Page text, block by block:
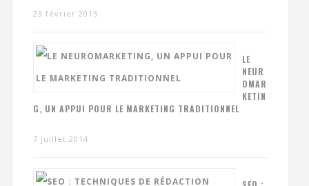
23 février 2015
LE
NEUR
OMAR
KETIN
G, UN APPUI POUR LE MARKETING TRADITIONNEL
7 juillet 2014